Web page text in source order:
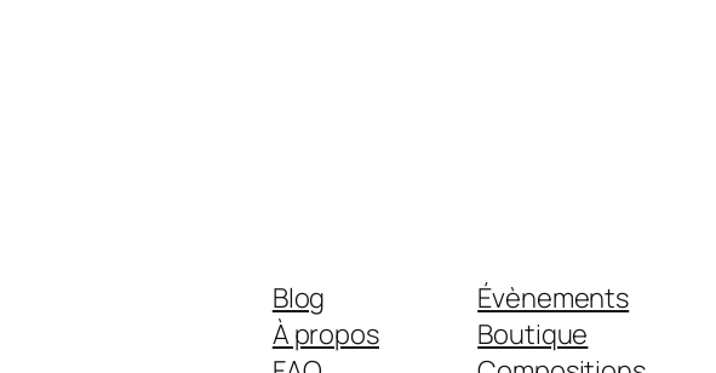
Blog
À propos
Évènements
Boutique